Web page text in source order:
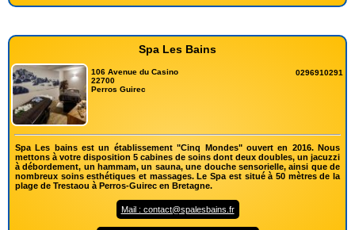
Spa Les Bains
106 Avenue du Casino
22700
Perros Guirec
0296910291
Spa Les bains est un établissement "Cinq Mondes" ouvert en 2016. Nous
mettons à votre disposition 5 cabines de soins dont deux doubles, un jacuzzi
à débordement, un hammam, un sauna, une douche sensorielle, ainsi que de
nombreux soins esthétiques et massages. Le Spa est situé à 50 mètres de la
plage de Trestaou à Perros-Guirec en Bretagne.
Mail : contact@spalesbains.fr